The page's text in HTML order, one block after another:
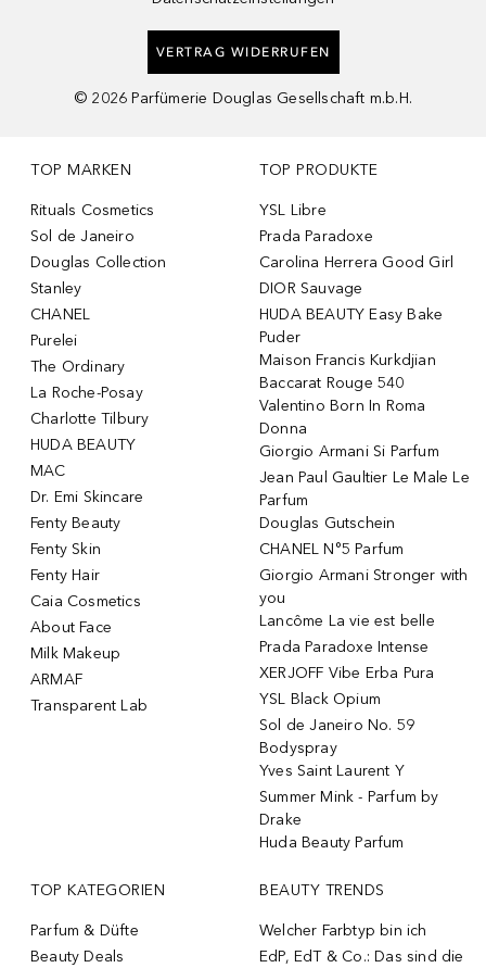
VERTRAG WIDERRUFEN
© 2026 Parfümerie Douglas Gesellschaft m.b.H.
TOP MARKEN
Rituals Cosmetics
Sol de Janeiro
Douglas Collection
Stanley
CHANEL
Purelei
The Ordinary
La Roche-Posay
Charlotte Tilbury
HUDA BEAUTY
MAC
Dr. Emi Skincare
Fenty Beauty
Fenty Skin
Fenty Hair
Caia Cosmetics
About Face
Milk Makeup
ARMAF
Transparent Lab
TOP PRODUKTE
YSL Libre
Prada Paradoxe
Carolina Herrera Good Girl
DIOR Sauvage
HUDA BEAUTY Easy Bake
Puder
Maison Francis Kurkdjian
Baccarat Rouge 540
Valentino Born In Roma
Donna
Giorgio Armani Si Parfum
Jean Paul Gaultier Le Male Le
Parfum
Douglas Gutschein
CHANEL N°5 Parfum
Giorgio Armani Stronger with
you
Lancôme La vie est belle
Prada Paradoxe Intense
XERJOFF Vibe Erba Pura
YSL Black Opium
Sol de Janeiro No. 59
Bodyspray
Yves Saint Laurent Y
Summer Mink - Parfum by
Drake
Huda Beauty Parfum
TOP KATEGORIEN
Parfum & Düfte
Beauty Deals
BEAUTY TRENDS
Welcher Farbtyp bin ich
EdP, EdT & Co.: Das sind die